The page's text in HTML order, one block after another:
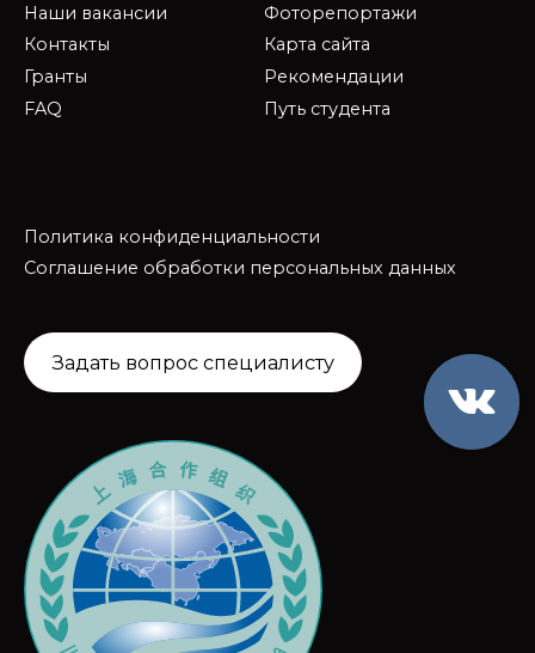
Наши вакансии
Контакты
Гранты
FAQ
Фоторепортажи
Карта сайта
Рекомендации
Путь студента
Политика конфиденциальности
Соглашение обработки персональных данных
Задать вопрос специалисту